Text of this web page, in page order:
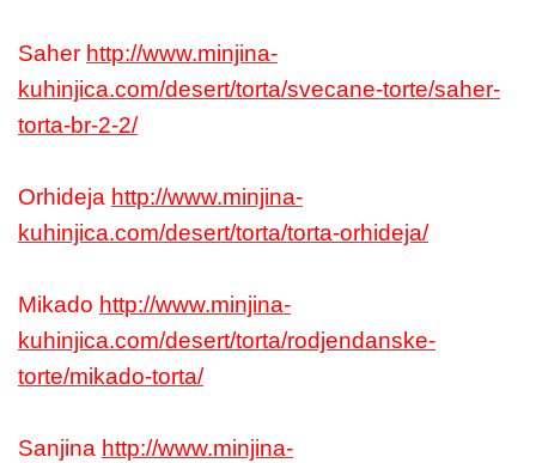
Saher http://www.minjina-
kuhinjica.com/desert/torta/svecane-torte/saher-
torta-br-2-2/
Orhideja http://www.minjina-
kuhinjica.com/desert/torta/torta-orhideja/
Mikado http://www.minjina-
kuhinjica.com/desert/torta/rodjendanske-
torte/mikado-torta/
Sanjina http://www.minjina-